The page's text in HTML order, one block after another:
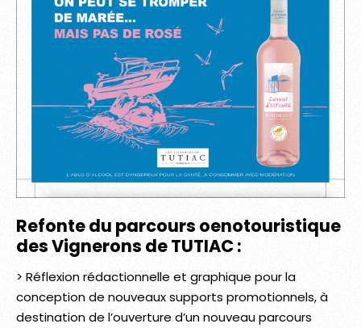
Refonte du parcours oenotouristique
des Vignerons de TUTIAC :
> Réflexion rédactionnelle et graphique pour la
conception de nouveaux supports promotionnels, à
destination de l’ouverture d’un nouveau parcours